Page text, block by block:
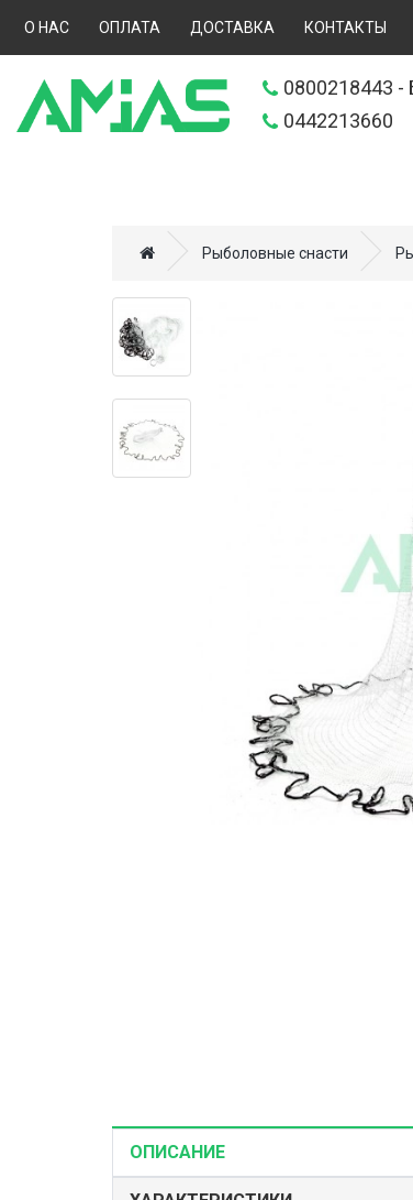
О НАС ОПЛАТА ДОСТАВКА КОНТАКТЫ
0800218443 -
0442213660
Рыболовные снасти
ОПИСАНИЕ